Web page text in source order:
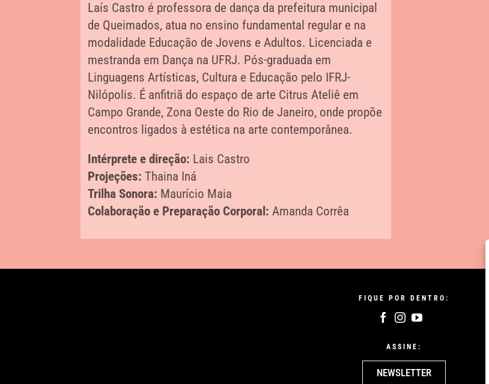
Laís Castro é professora de dança da prefeitura municipal
de Queimados, atua no ensino fundamental regular e na
modalidade Educação de Jovens e Adultos. Licenciada e
mestranda em Dança na UFRJ. Pós-graduada em
Linguagens Artísticas, Cultura e Educação pelo IFRJ-
Nilópolis. É anfitriã do espaço de arte Citrus Ateliê em
Campo Grande, Zona Oeste do Rio de Janeiro, onde propõe
encontros ligados à estética na arte contemporânea.
Intérprete e direção: Lais Castro
Projeções: Thaina Iná
Trilha Sonora: Maurício Maia
Colaboração e Preparação Corporal: Amanda Corrêa
FIQUE POR DENTRO:
ASSINE:
NEWSLETTER